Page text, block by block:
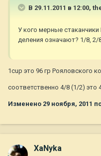
В 29.11.2011 в 12:00,
У кого мерные
деления означают? 1/8, 2/
1cup это 96 гр Рояловского
соответственно 4/8 (1/2) это
Изменено 29 ноября, 2011
ХаNyka